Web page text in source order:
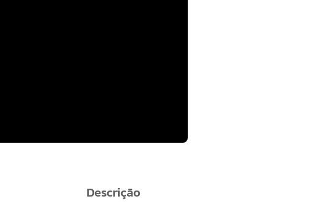
Descrição